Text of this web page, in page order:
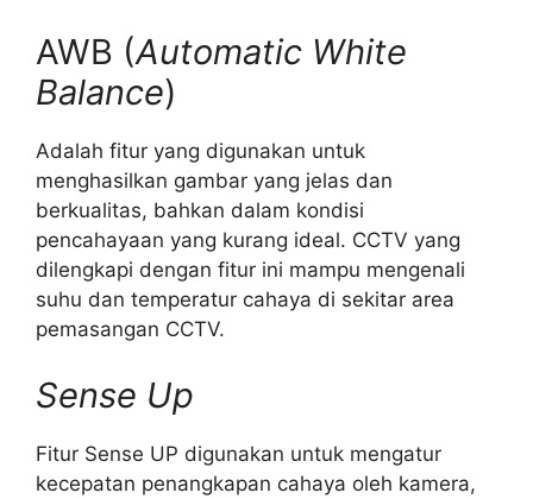
AWB (Automatic White
Balance)
Adalah fitur yang digunakan untuk
menghasilkan gambar yang jelas dan
berkualitas, bahkan dalam kondisi
pencahayaan yang kurang ideal. CCTV yang
dilengkapi dengan fitur ini mampu mengenali
suhu dan temperatur cahaya di sekitar area
pemasangan CCTV.
Sense Up
Fitur Sense UP digunakan untuk mengatur
kecepatan penangkapan cahaya oleh kamera,